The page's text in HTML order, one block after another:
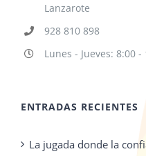
Lanzarote
928 810 898
Lunes - Jueves: 8:00
ENTRADAS RECIENTES
La jugada donde la